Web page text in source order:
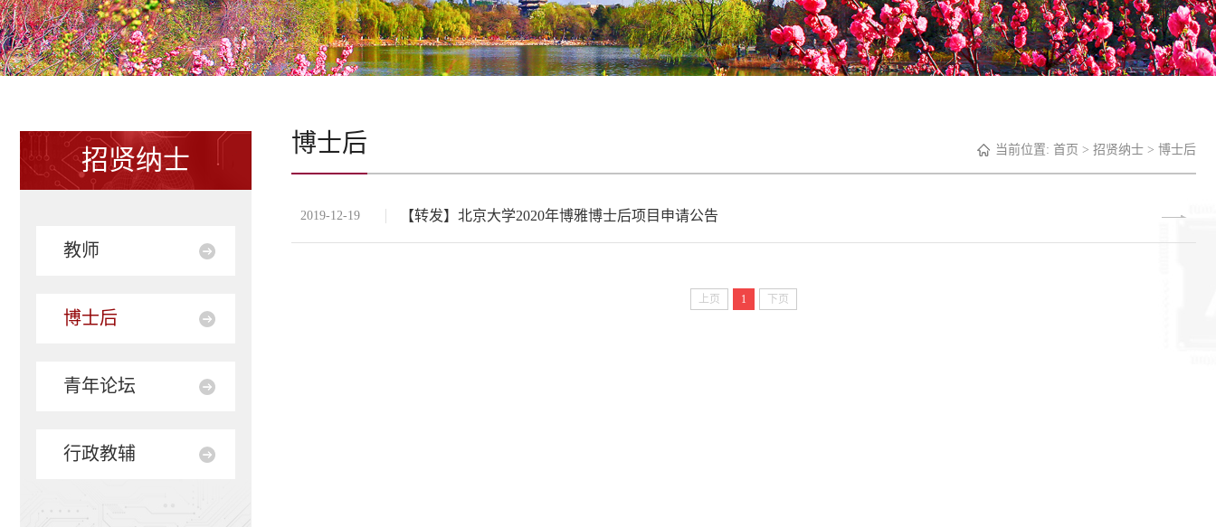
招贤纳士
教师
博士后
青年论坛
行政教辅
当前位置: 首页 > 招贤纳士 > 博士后
博士后
2019-12-19 【转发】北京大学2020年博雅博士后项目申请公告
上页 1 下页